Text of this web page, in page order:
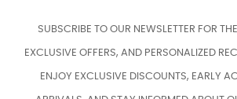
SUBSCRIBE TO OUR NEWSLETTER FOR
EXCLUSIVE OFFERS, AND PERSONALIZED
ENJOY EXCLUSIVE DISCOUNTS, EARLY